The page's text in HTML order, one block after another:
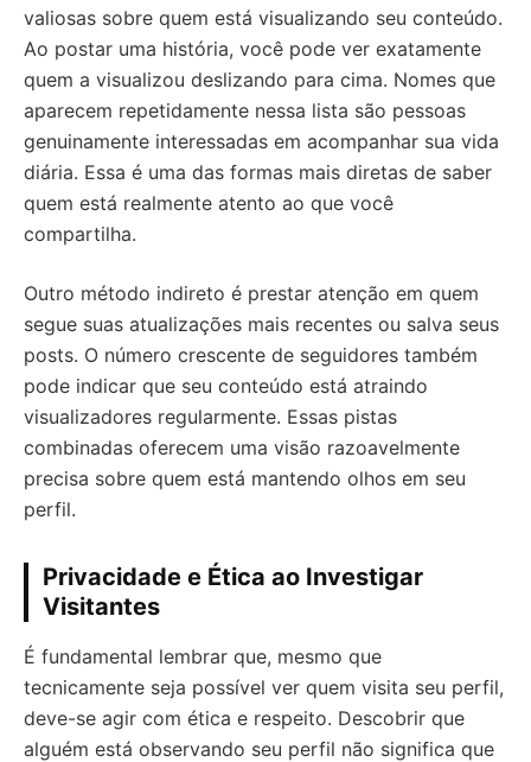
valiosas sobre quem está visualizando seu conteúdo.
Ao postar uma história, você pode ver exatamente
quem a visualizou deslizando para cima. Nomes que
aparecem repetidamente nessa lista são pessoas
genuinamente interessadas em acompanhar sua vida
diária. Essa é uma das formas mais diretas de saber
quem está realmente atento ao que você
compartilha.
Outro método indireto é prestar atenção em quem
segue suas atualizações mais recentes ou salva seus
posts. O número crescente de seguidores também
pode indicar que seu conteúdo está atraindo
visualizadores regularmente. Essas pistas
combinadas oferecem uma visão razoavelmente
precisa sobre quem está mantendo olhos em seu
perfil.
Privacidade e Ética ao Investigar
Visitantes
É fundamental lembrar que, mesmo que
tecnicamente seja possível ver quem visita seu perfil,
deve-se agir com ética e respeito. Descobrir que
alguém está observando seu perfil não significa que